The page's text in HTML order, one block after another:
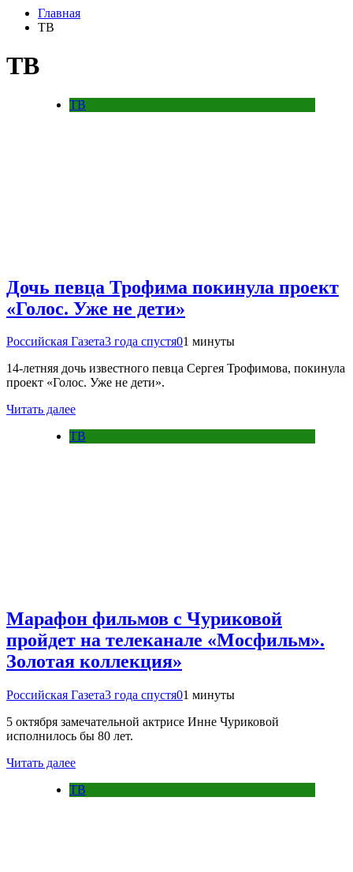
Главная
ТВ
ТВ
ТВ
Дочь певца Трофима покинула проект
«Голос. Уже не дети»
Российская Газета3 года спустя01 минуты
14-летняя дочь известного певца Сергея Трофимова, покинула
проект «Голос. Уже не дети».
Читать далее
ТВ
Марафон фильмов с Чуриковой
пройдет на телеканале «Мосфильм».
Золотая коллекция»
Российская Газета3 года спустя01 минуты
5 октября замечательной актрисе Инне Чуриковой
исполнилось бы 80 лет.
Читать далее
ТВ